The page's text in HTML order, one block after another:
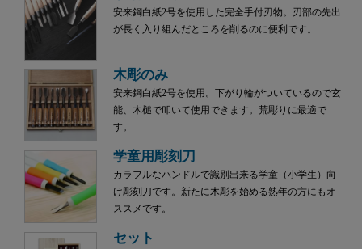
安来鋼白紙2号を使用した完全手付刃物。刃部の先出
が長く入り組んだところを削るのに便利です。
木彫のみ
安来鋼白紙2号を使用。下がり輪がついているので玄
能、木槌で叩いて使用できます。荒彫りに最適で
す。
学童用彫刻刀
カラフルなハンドルで識別出来る学童（小学生）向
け彫刻刀です。新たに木彫を始める熟年の方にもオ
ススメです。
セット